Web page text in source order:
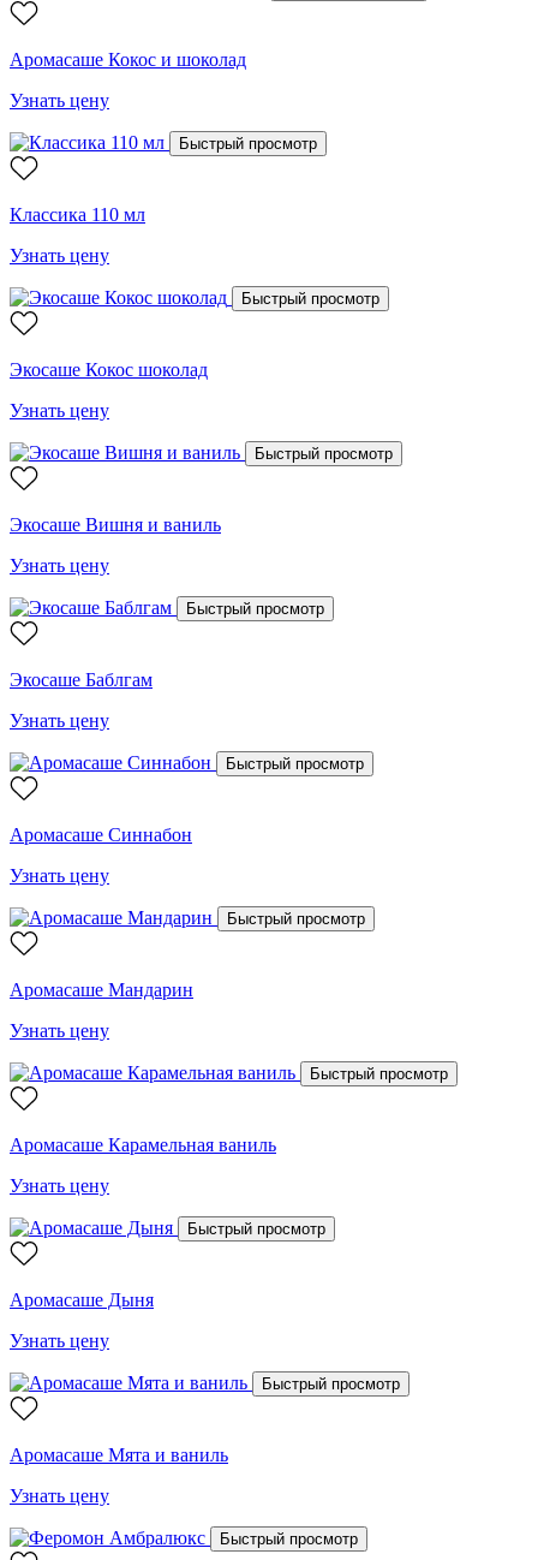
Аромасаше Кокос и шоколад
Узнать цену
Быстрый просмотр
Классика 110 мл
Узнать цену
Быстрый просмотр
Экосаше Кокос шоколад
Узнать цену
Быстрый просмотр
Экосаше Вишня и ваниль
Узнать цену
Быстрый просмотр
Экосаше Баблгам
Узнать цену
Быстрый просмотр
Аромасаше Синнабон
Узнать цену
Быстрый просмотр
Аромасаше Мандарин
Узнать цену
Быстрый просмотр
Аромасаше Карамельная ваниль
Узнать цену
Быстрый просмотр
Аромасаше Дыня
Узнать цену
Быстрый просмотр
Аромасаше Мята и ваниль
Узнать цену
Быстрый просмотр